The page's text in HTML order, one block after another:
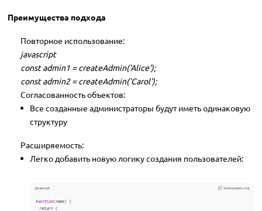
Преимущества подхода
Повторное использование:
javascript
const admin1 = createAdmin('Alice');
const admin2 = createAdmin('Carol');
Согласованность объектов:
Все созданные администраторы будут иметь одинаковую
структуру
Расширяемость:
Легко добавить новую логику создания пользователей: